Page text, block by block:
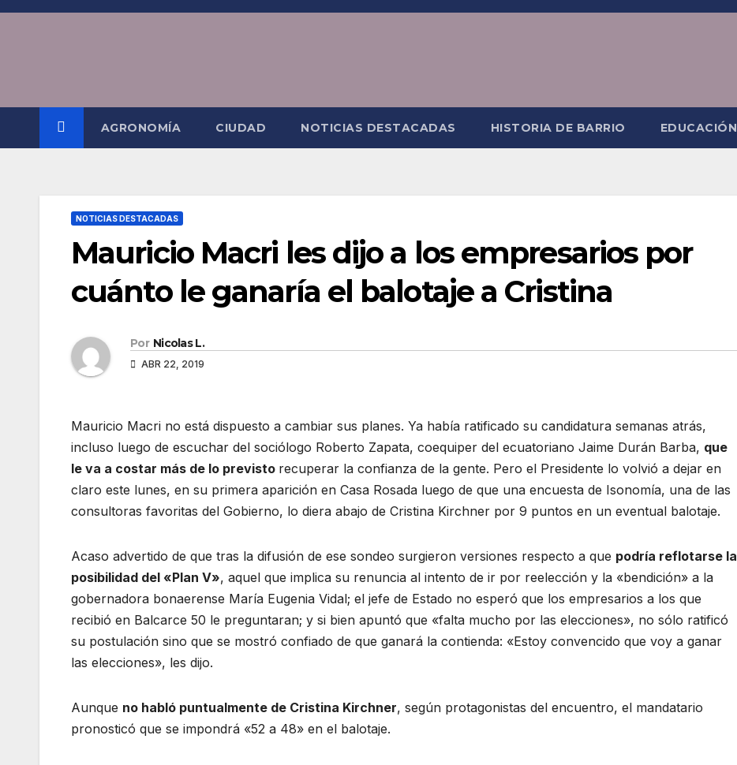
Saltar
AGRONOMÍA CIUDAD NOTICIAS DESTACADAS HISTORIA DE BARRIO EDUCACIÓN
NOTICIAS DESTACADAS
Mauricio Macri les dijo a los empresarios por
cuánto le ganaría el balotaje a Cristina
Por Nicolas L.
ABR 22, 2019
Mauricio Macri no está dispuesto a cambiar sus planes. Ya había ratificado su candidatura semanas atrás,
incluso luego de escuchar del sociólogo Roberto Zapata, coequiper del ecuatoriano Jaime Durán Barba, que
le va a costar más de lo previsto recuperar la confianza de la gente. Pero el Presidente lo volvió a dejar en
claro este lunes, en su primera aparición en Casa Rosada luego de que una encuesta de Isonomía, una de las
consultoras favoritas del Gobierno, lo diera abajo de Cristina Kirchner por 9 puntos en un eventual balotaje.
Acaso advertido de que tras la difusión de ese sondeo surgieron versiones respecto a que podría reflotarse la
posibilidad del «Plan V», aquel que implica su renuncia al intento de ir por reelección y la «bendición» a la
gobernadora bonaerense María Eugenia Vidal; el jefe de Estado no esperó que los empresarios a los que
recibió en Balcarce 50 le preguntaran; y si bien apuntó que «falta mucho por las elecciones», no sólo ratificó
su postulación sino que se mostró confiado de que ganará la contienda: «Estoy convencido que voy a ganar
las elecciones», les dijo.
Aunque no habló puntualmente de Cristina Kirchner, según protagonistas del encuentro, el mandatario
pronosticó que se impondrá «52 a 48» en el balotaje.